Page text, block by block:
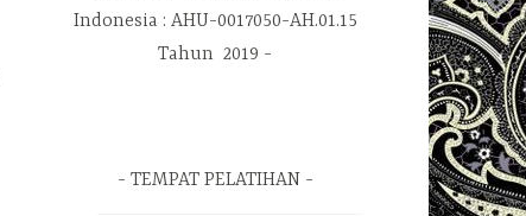
Indonesia : AHU-0017050-AH.01.15
Tahun 2019
TEMPAT PELATIHAN